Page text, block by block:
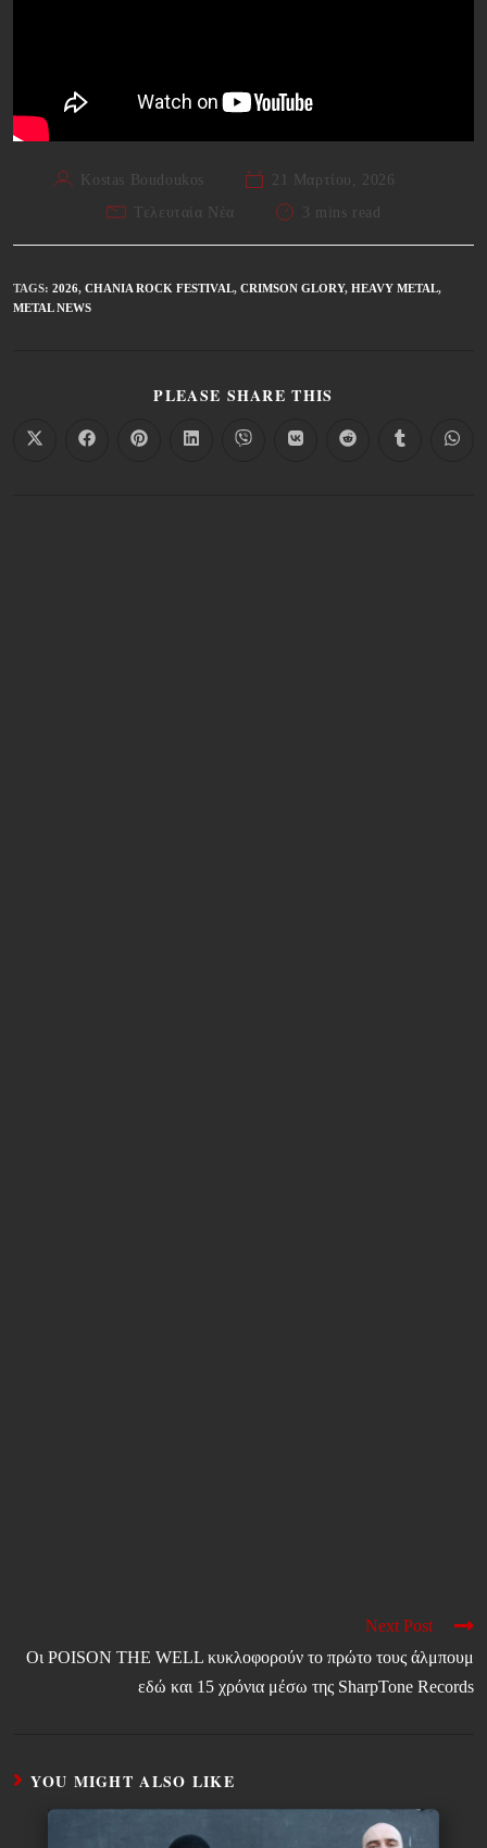
Kostas Boudoukos
21 Μαρτίου, 2026
Τελευταία Νέα
3 mins read
TAGS: 2026, CHANIA ROCK FESTIVAL, CRIMSON GLORY, HEAVY METAL,
METAL NEWS
PLEASE SHARE THIS
Next Post
Οι POISON THE WELL κυκλοφορούν το πρώτο τους άλμπουμ
εδώ και 15 χρόνια μέσω της SharpTone Records
YOU MIGHT ALSO LIKE